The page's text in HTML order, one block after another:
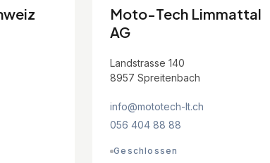
Moto-Tech Limmattal
AG
Landstrasse 140
8957 Spreitenbach
info@mototech-lt.ch
056 404 88 88
Geschlossen